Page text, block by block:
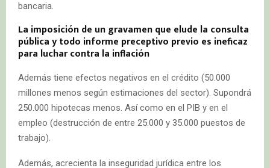
bancaria.
La imposición de un gravamen que elude la consulta
pública y todo informe preceptivo previo es ineficaz
para luchar contra la inflación
Además tiene efectos negativos en el crédito (50.000
millones menos según estimaciones del sector). Supondrá
250.000 hipotecas menos. Así como en el PIB y en el
empleo (destrucción de entre 25.000 y 35.000 puestos de
trabajo).
Además, acrecienta la inseguridad jurídica entre los